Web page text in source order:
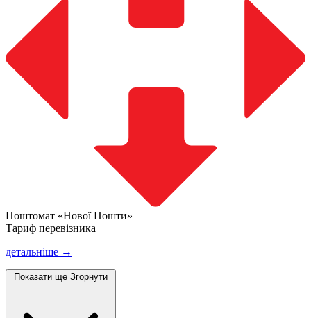
Поштомат «Нової Пошти»
Тариф перевізника
детальніше →
Показати ще Згорнути